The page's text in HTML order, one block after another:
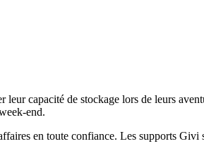
capacité de stockage lors de leurs
end.
en toute confiance. Les supports Givi